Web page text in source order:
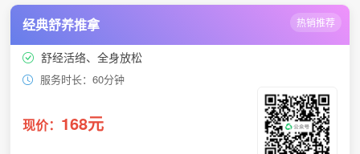
经典舒养推拿 热销推荐
舒经活络、全身放松
服务时长：60分钟
现价： 168元